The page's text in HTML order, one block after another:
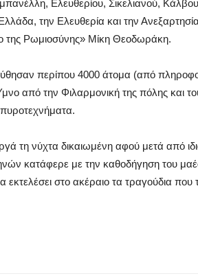
Ελευθερίου, Σικελιανού, Κάλβου
την Ελευθερία και την
της Ρωμιοσύνης» Μίκη Θεοδωράκη.
περίπου 4000 άτομα (από
από την Φιλαρμονική της πόλης και
τη νύχτα δικαιωμένη αφού μετά από
κατάφερε με την καθοδήγηση του
στο ακέραιο τα τραγούδια που